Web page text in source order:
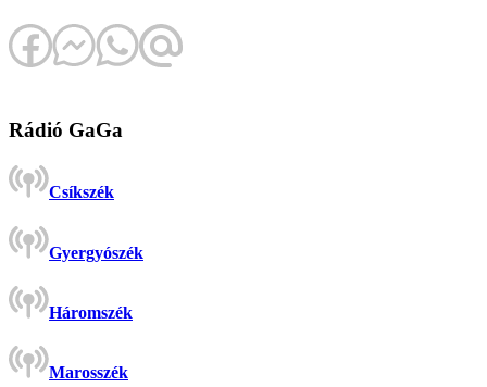
Rádió GaGa
Csíkszék
Gyergyószék
Háromszék
Marosszék